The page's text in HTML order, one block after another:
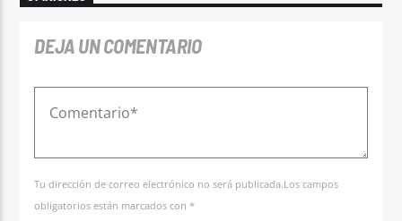
DEJA UN COMENTARIO
Tu dirección de correo electrónico no será publicada.Los campos
obligatorios están marcados con *